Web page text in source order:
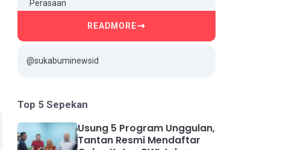
READMORE
@sukabuminewsid
Top 5 Sepekan
Usung 5 Program Unggulan,
Tantan Resmi Mendaftar